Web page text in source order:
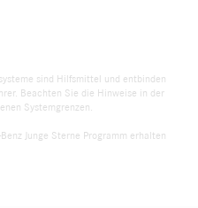
sind Hilfsmittel und entbinden
Beachten Sie die Hinweise in der
Systemgrenzen.
Junge Sterne Programm erhalten